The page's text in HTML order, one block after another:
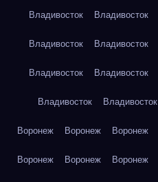
Владивосток Владивосток
Владивосток Владивосток
Владивосток Владивосток
Владивосток Владивосток
Воронеж Воронеж Воронеж
Воронеж Воронеж Воронеж